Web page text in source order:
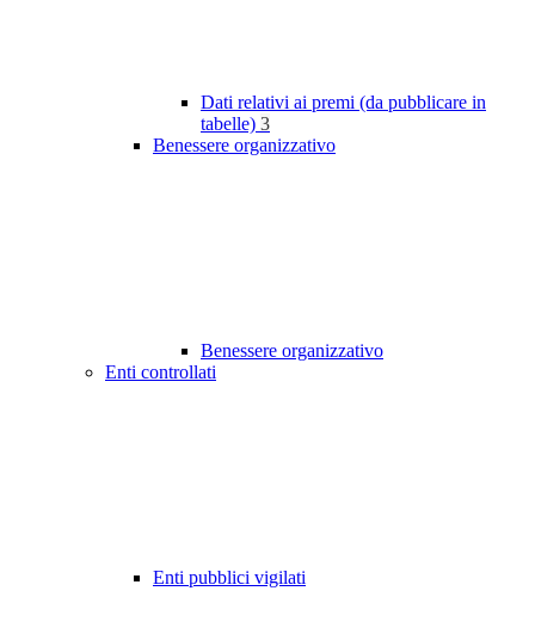
Dati relativi ai premi (da pubblicare in
tabelle) 3
Benessere organizzativo
Benessere organizzativo
Enti controllati
Enti pubblici vigilati